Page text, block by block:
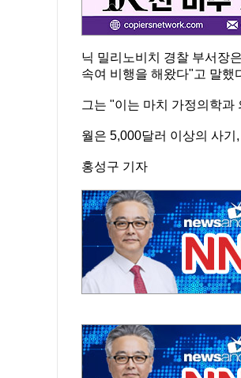
닉 밀리노비치 경찰 부서장
속여 비행을 해왔다"고 말했
그는 "이는 마치 가정의학과
월은 5,000달러 이상의 사
홍성구 기자